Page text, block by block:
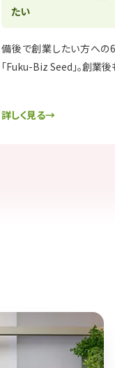
たい
備後で創業したい方への
「Fuku-Biz Seed」。創業後
詳しく見る